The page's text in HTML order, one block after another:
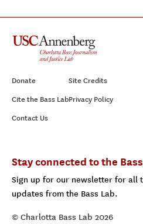
Donate
Cite the Bass Lab
Contact Us
Site Credits
Privacy Policy
Stay connected to the
Sign up for our newsletter for all
updates from the Bass Lab.
© Charlotta Bass Lab 2026